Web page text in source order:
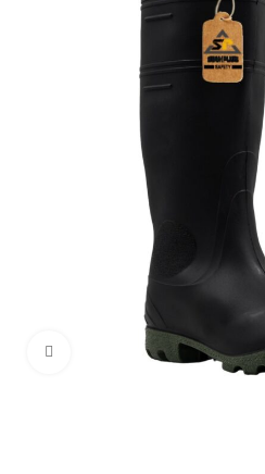
Haga Click para agrandar